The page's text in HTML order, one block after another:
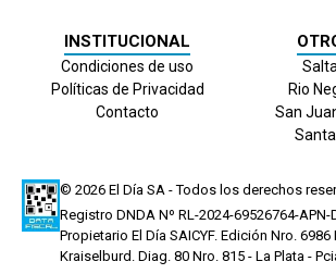
INSTITUCIONAL
Condiciones de uso
Políticas de Privacidad
Contacto
Rio
San
Santa
© 2026 El Día SA - Todos los derechos
Registro DNDA Nº RL-2024-69526764-
Propietario El Día SAICYF. Edición Nro. 6986
Kraiselburd. Diag. 80 Nro. 815 - La Plata -